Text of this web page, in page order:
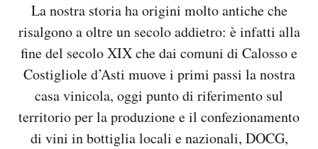
La nostra storia ha origini molto antiche che
risalgono a oltre un secolo addietro: è infatti alla
fine del secolo XIX che dai comuni di Calosso e
Costigliole d’Asti muove i primi passi la nostra
casa vinicola, oggi punto di riferimento sul
territorio per la produzione e il confezionamento
di vini in bottiglia locali e nazionali, DOCG,